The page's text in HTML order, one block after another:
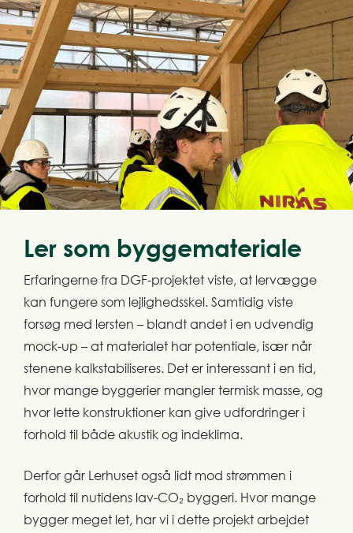
Ler som byggemateriale
Erfaringerne fra DGF-projektet viste, at lervægge
kan fungere som lejlighedsskel. Samtidig viste
forsøg med lersten – blandt andet i en udvendig
mock-up – at materialet har potentiale, især når
stenene kalkstabiliseres. Det er interessant i en tid,
hvor mange byggerier mangler termisk masse, og
hvor lette konstruktioner kan give udfordringer i
forhold til både akustik og indeklima.
Derfor går Lerhuset også lidt mod strømmen i
forhold til nutidens lav-CO₂ byggeri. Hvor mange
bygger meget let, har vi i dette projekt arbejdet